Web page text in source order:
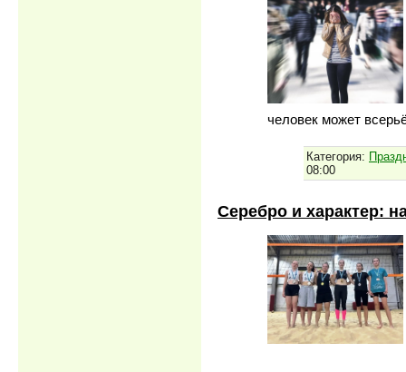
человек может
Категория:
08:00
Серебро и характер: